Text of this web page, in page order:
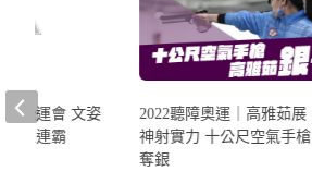
2022聽障奧運｜高雅茹展
神射實力 十公尺空氣手槍
奪銀
蘭全運會 文姿
道三連霸